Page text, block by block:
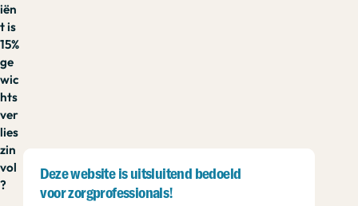
iën
t is
15%
ge
wic
hts
ver
lies
zin
vol
?
Deze website is uitsluitend bedoeld
voor zorgprofessionals!